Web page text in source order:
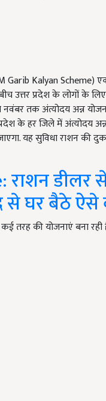
Garib Kalyan Scheme)
उत्तर प्रदेश के लोगों के
तक अंत्योदय अन्न योजना
के हर जिले में अंत्योदय अन्न
यह सुविधा राशन की
राशन डीलर
से घर बैठे
तरह की योजनाएं बना